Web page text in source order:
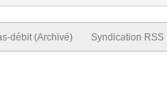
débit (Archivé) Syndication RSS